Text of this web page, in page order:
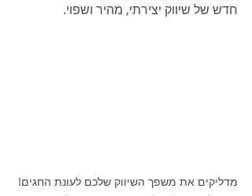
חדש של שיווק יצירתי, מהיר ושפוי.
מדליקים את משפך השיווק שלכם לעונת החגים!